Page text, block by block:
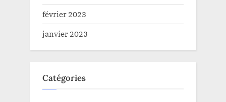
février 2023
janvier 2023
Catégories